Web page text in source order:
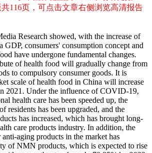
116页，可点击文章右侧浏览高清报告
Research showed, with the increase of
GDP, consumers' consumption concept and
have undergone fundamental changes.
of health food will gradually change from
to compulsory consumer goods. It is
scale of health food in China will increase
2021. Under the influence of COVID-19,
health care has been speeded up, the
residents has been upgraded, and the
has increased, which has brought long-
care products industry. In addition, the
aging products in the market has
of NMN products, which is expected to rise